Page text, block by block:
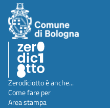
Zerodiciotto è anche...
Come fare per
Area stampa